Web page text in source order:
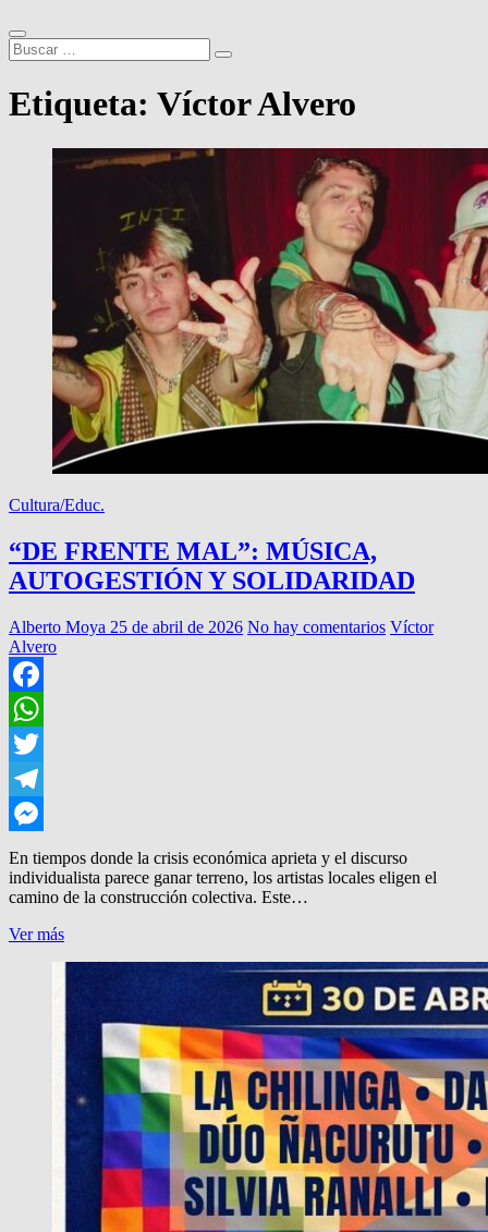
Buscar
…
Etiqueta: Víctor Alvero
Cultura/Educ.
“DE FRENTE MAL”: MÚSICA,
AUTOGESTIÓN Y SOLIDARIDAD
Alberto Moya 25 de abril de 2026 No hay comentarios Víctor
Alvero
Facebook
WhatsApp
Twitter
Telegram
Messenger
En tiempos donde la crisis económica aprieta y el discurso
individualista parece ganar terreno, los artistas locales eligen el
camino de la construcción colectiva. Este…
Ver más“DE
AUTOGESTIÓN
SOLIDARIDAD